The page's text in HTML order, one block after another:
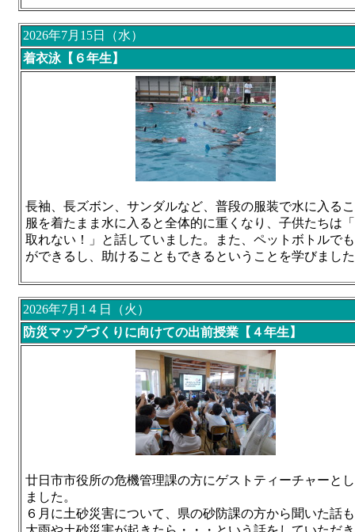
2026年7月15日（水）
着衣泳【６年生】
長袖、長ズボン、サンダルなど、普段の服装で水に入る
服を着たまま水に入ると全体的に重くなり、子供たちは
取れない！」と話していました。また、ペットボトルで
ができるし、助けることもできるということを学びまし
2026年7月1４日（火）
防災マップづくりに向けての出前授業【４年生】
廿日市市役所の危機管理課の方にゲストティーチャーと
ました。
６月に土砂災害について、県の砂防課の方から聞いた話